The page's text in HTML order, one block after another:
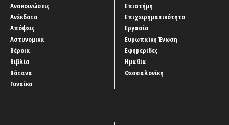
Ανακοινώσεις
Ανέκδοτα
Απόψεις
Αστυνομικά
Βέροια
Βιβλία
Βότανα
Γυναίκα
Επιστήμη
Επιχειρηματικότητα
Εργασία
Ευρωπαϊκή Ένωση
Εφημερίδες
Ημαθία
Θεσσαλονίκη